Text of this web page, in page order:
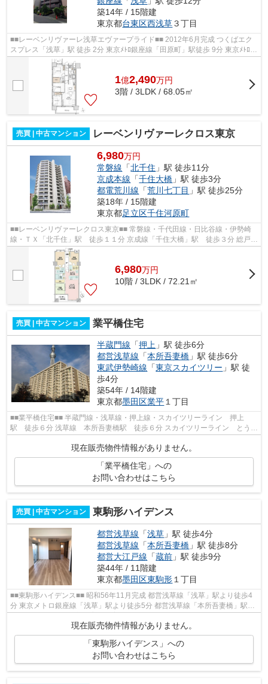
築14年 / 15階建
東京都台東区西浅草３丁目
■■レーベンリヴァーレ浅草エヴァープライド■■ 2012年6月完成 つくばエク
スプレス「浅草」駅 徒歩 2分 東京ﾒﾄﾛ銀座線「⽥原町」駅徒歩 9分 東京ﾒﾄﾛ⽇
⽐⾕線「⼊⾕」駅徒歩 12分 東京ﾒ...
1億2,490万円
3階 / 3LDK / 68.05㎡
売買 | 中古マンション レーベンリヴァーレクロス東京
6,980万円
常磐線 「北千住 」駅 徒歩11分
京成本線 「千住大橋 」駅 徒歩3分
都電荒川線 「荒川七丁目 」駅 徒歩25分
築18年 / 15階建
東京都足立区千住河原町
■■レーベンリヴァーレクロス東京■■ 常磐線・千代田線・日比谷線・伊勢崎
線・ＴＸ「北千住」駅 徒歩１１分 京成線「千住大橋」駅 徒歩３分 総戸数
５６戸 平成１９年１０月完成 ≪...
6,980万円
10階 / 3LDK / 72.21㎡
売買 | 中古マンション 業平橋住宅
半蔵門線 「押上 」駅 徒歩6分
都営浅草線 「本所吾妻橋 」駅 徒歩6分
東武伊勢崎線 「東京スカイツリー 」駅 徒
歩4分
築54年 / 14階建
東京都墨田区業平 １丁目
■■業平橋住宅■■ 半蔵門線・浅草線・押上線・スカイツリーライン 押上
駅 徒歩６分 浅草線 本所吾妻橋駅 徒歩６分 スカイツリーライン とうき
ょうスカイツリー駅 徒歩４分 総戸...
現在販売物件情報がありません。
「業平橋住宅」への
お問い合わせはこちら
売買 | 中古マンション 東駒形ハイデンス
都営浅草線 「浅草 」駅 徒歩4分
都営浅草線 「本所吾妻橋 」駅 徒歩8分
都営大江戸線 「蔵前 」駅 徒歩9分
築44年 / 11階建
東京都墨田区東駒形 １丁目
■■東駒形ハイデンス■■ 昭和56年11月完成 都営浅草線「浅草」駅より徒歩4
分 東京メトロ銀座線「浅草」駅より徒歩5分 都営浅草線「本所吾妻橋」駅よ
現在販売物件情報がありません。
「東駒形ハイデンス」への
お問い合わせはこちら